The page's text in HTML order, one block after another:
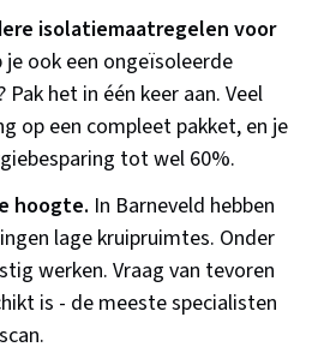
isolatiemaatregelen voor
je ook een ongeïsoleerde
het in één keer aan. Veel
op een compleet pakket, en je
tot wel 60%.
hoogte. In Barneveld hebben
lage kruipruimtes. Onder
werken. Vraag van tevoren
is - de meeste specialisten